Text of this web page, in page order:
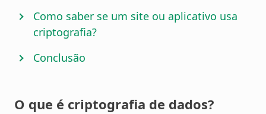
Como saber se um site ou aplicativo usa
criptografia?
Conclusão
O que é criptografia de dados?